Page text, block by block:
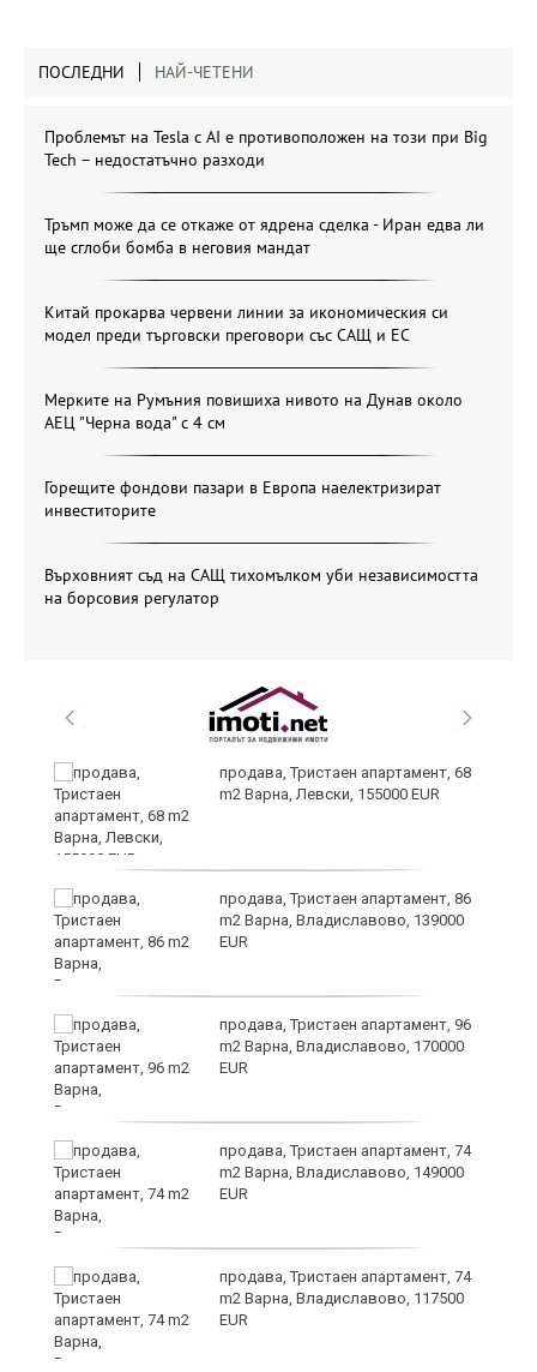
ПОСЛЕДНИ НАЙ-ЧЕТЕНИ
Проблемът на Tesla с AI е противоположен на този при Big
Tech – недостатъчно разходи
Тръмп може да се откаже от ядрена сделка - Иран едва ли
ще сглоби бомба в неговия мандат
Китай прокарва червени линии за икономическия си
модел преди търговски преговори със САЩ и ЕС
Мерките на Румъния повишиха нивото на Дунав около
АЕЦ "Черна вода" с 4 см
Горещите фондови пазари в Европа наелектризират
инвеститорите
Върховният съд на САЩ тихомълком уби независимостта
на борсовия регулатор
продава, Тристаен апартамент, 68
m2 Варна, Левски, 155000 EUR
продава, Тристаен апартамент, 86
m2 Варна, Владиславово, 139000
EUR
продава, Тристаен апартамент, 96
m2 Варна, Владиславово, 170000
EUR
продава, Тристаен апартамент, 74
m2 Варна, Владиславово, 149000
EUR
продава, Тристаен апартамент, 74
m2 Варна, Владиславово, 117500
EUR